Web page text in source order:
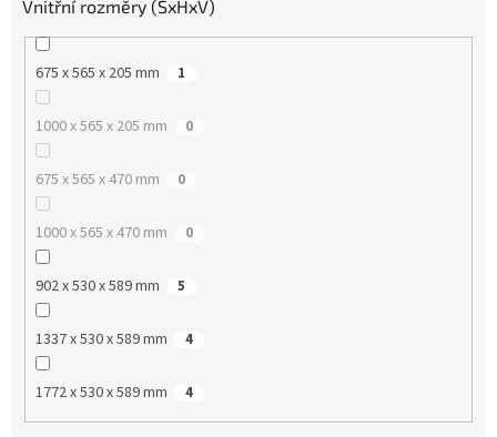
Vnitřní rozměry (ŠxHxV)
675 x 565 x 205 mm 1
1000 x 565 x 205 mm 0
675 x 565 x 470 mm 0
1000 x 565 x 470 mm 0
902 x 530 x 589 mm 5
1337 x 530 x 589 mm 4
1772 x 530 x 589 mm 4